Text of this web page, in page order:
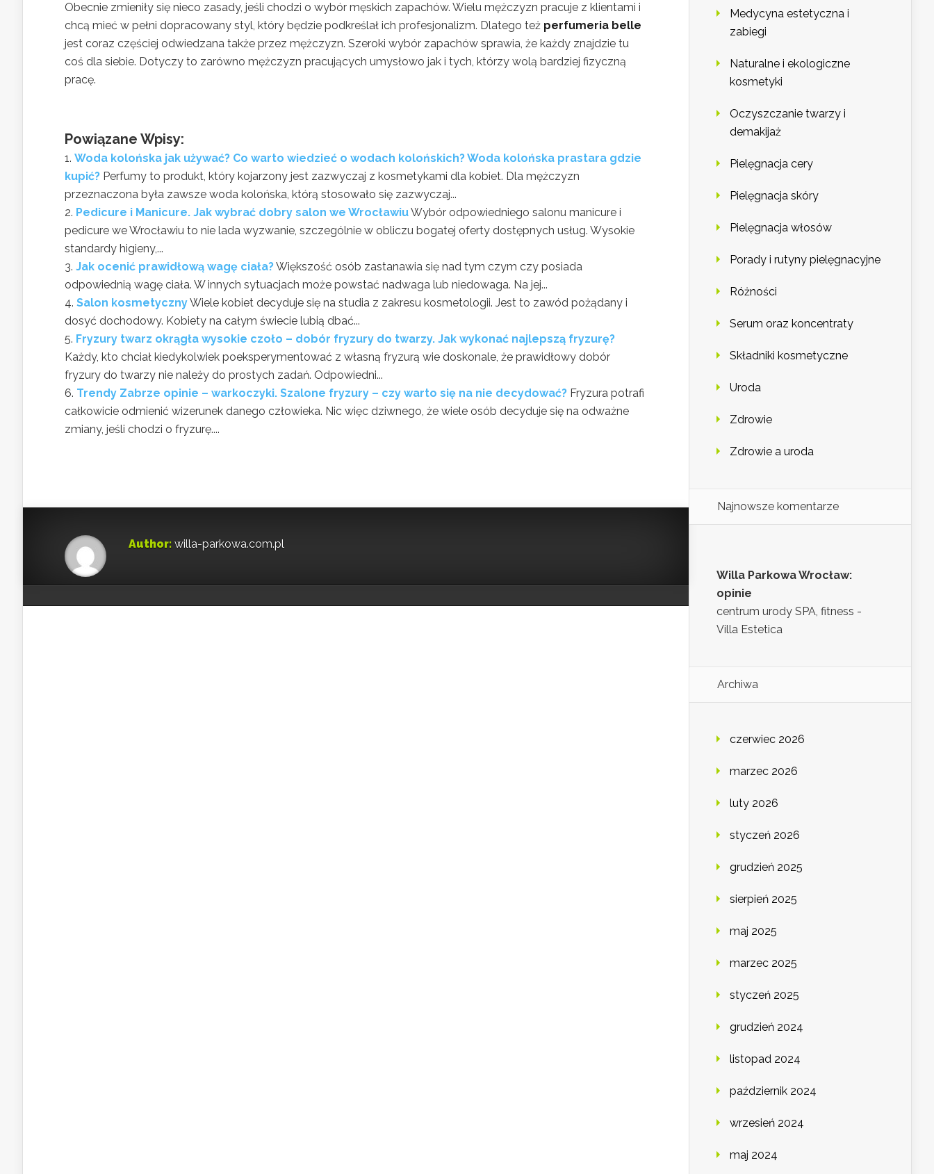
Obecnie zmieniły się nieco zasady, jeśli chodzi o wybór męskich zapachów. Wielu mężczyzn pracuje z klientami i
chcą mieć w pełni dopracowany styl, który będzie podkreślał ich profesjonalizm. Dlatego też perfumeria belle
jest coraz częściej odwiedzana także przez mężczyzn. Szeroki wybór zapachów sprawia, że każdy znajdzie tu
coś dla siebie. Dotyczy to zarówno mężczyzn pracujących umysłowo jak i tych, którzy wolą bardziej fizyczną
pracę.
Powiązane Wpisy:
Woda kolońska jak używać? Co warto wiedzieć o wodach kolońskich? Woda kolońska prastara gdzie
kupić? Perfumy to produkt, który kojarzony jest zazwyczaj z kosmetykami dla kobiet. Dla mężczyzn
przeznaczona była zawsze woda kolońska, którą stosowało się zazwyczaj...
Pedicure i Manicure. Jak wybrać dobry salon we WrocławiuWybór odpowiedniego salonu manicure i
pedicure we Wrocławiu to nie lada wyzwanie, szczególnie w obliczu bogatej oferty dostępnych usług. Wysokie
standardy higieny,...
Jak ocenić prawidłową wagę ciała?Większość osób zastanawia się nad tym czym czy posiada
odpowiednią wagę ciała. W innych sytuacjach może powstać nadwaga lub niedowaga. Na jej...
Salon kosmetycznyWiele kobiet decyduje się na studia z zakresu kosmetologii. Jest to zawód pożądany i
dosyć dochodowy. Kobiety na całym świecie lubią dbać...
Fryzury twarz okrągła wysokie czoło – dobór fryzury do twarzy. Jak wykonać najlepszą fryzurę?
Każdy, kto chciał kiedykolwiek poeksperymentować z własną fryzurą wie doskonale, że prawidłowy dobór
fryzury do twarzy nie należy do prostych zadań. Odpowiedni...
Trendy Zabrze opinie – warkoczyki. Szalone fryzury – czy warto się na nie decydować? Fryzura potrafi
całkowicie odmienić wizerunek danego człowieka. Nic więc dziwnego, że wiele osób decyduje się na odważne
zmiany, jeśli chodzi o fryzurę....
Author: willa-parkowa.com.pl
Medycyna estetyczna i
zabiegi
Naturalne i ekologiczne
kosmetyki
Oczyszczanie twarzy i
demakijaż
Pielęgnacja cery
Pielęgnacja skóry
Pielęgnacja włosów
Porady i rutyny pielęgnacyjne
Różności
Serum oraz koncentraty
Składniki kosmetyczne
Uroda
Zdrowie
Zdrowie a uroda
Najnowsze komentarze
Willa Parkowa Wrocław:
opinie
centrum urody SPA, fitness -
Villa Estetica
Archiwa
czerwiec 2026
marzec 2026
luty 2026
styczeń 2026
grudzień 2025
sierpień 2025
maj 2025
marzec 2025
styczeń 2025
grudzień 2024
listopad 2024
październik 2024
wrzesień 2024
maj 2024